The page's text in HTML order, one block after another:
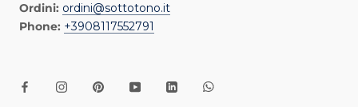
Ordini: ordini@sottotono.it
Phone: +3908117552791